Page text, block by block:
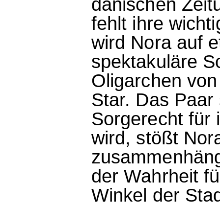
dänischen
fehlt ihre
wird Nora auf
spektakuläre
Oligarchen
Star. Das
Sorgerecht für
wird, stößt
der Wahrheit
Winkel der